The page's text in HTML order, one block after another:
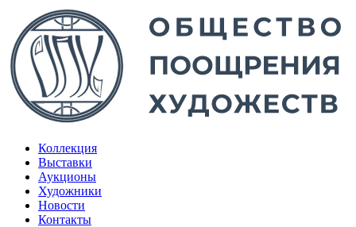
Коллекция
Выставки
Аукционы
Художники
Новости
Контакты